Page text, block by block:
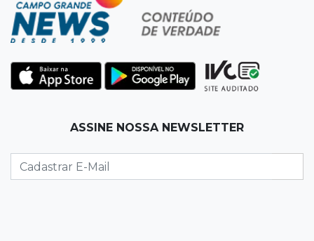
12:08Decisão judicial
Choque ao lado de condomínio
Primeiro corpo do “cemitério de Nando”
ASSINE NOSSA NEWSLETTER